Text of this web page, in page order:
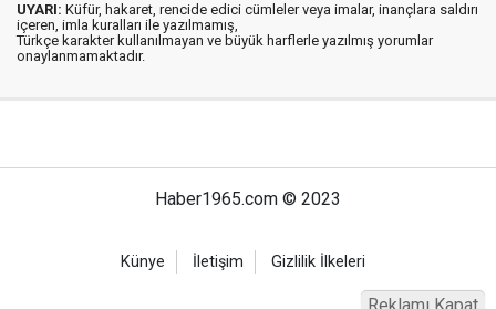
UYARI: Küfür, hakaret, rencide edici cümleler veya imalar, inançlara saldırı
içeren, imla kuralları ile yazılmamış,
Türkçe karakter kullanılmayan ve büyük harflerle yazılmış yorumlar
onaylanmamaktadır.
Haber1965.com © 2023
Künye İletişim Gizlilik İlkeleri